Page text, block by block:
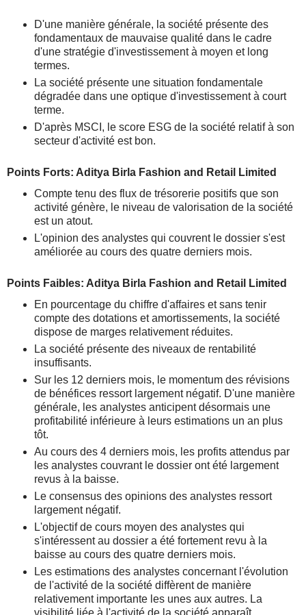
D'une manière générale, la société présente des
fondamentaux de mauvaise qualité dans le cadre
d'une stratégie d'investissement à moyen et long
termes.
La société présente une situation fondamentale
dégradée dans une optique d'investissement à court
terme.
D'après MSCI, le score ESG de la société relatif à son
secteur d'activité est bon.
Points Forts: Aditya Birla Fashion and Retail Limited
Compte tenu des flux de trésorerie positifs que son
activité génère, le niveau de valorisation de la société
est un atout.
L'opinion des analystes qui couvrent le dossier s'est
améliorée au cours des quatre derniers mois.
Points Faibles: Aditya Birla Fashion and Retail Limited
En pourcentage du chiffre d'affaires et sans tenir
compte des dotations et amortissements, la société
dispose de marges relativement réduites.
La société présente des niveaux de rentabilité
insuffisants.
Sur les 12 derniers mois, le momentum des révisions
de bénéfices ressort largement négatif. D'une manière
générale, les analystes anticipent désormais une
profitabilité inférieure à leurs estimations un an plus
tôt.
Au cours des 4 derniers mois, les profits attendus par
les analystes couvrant le dossier ont été largement
revus à la baisse.
Le consensus des opinions des analystes ressort
largement négatif.
L'objectif de cours moyen des analystes qui
s'intéressent au dossier a été fortement revu à la
baisse au cours des quatre derniers mois.
Les estimations des analystes concernant l'évolution
de l'activité de la société diffèrent de manière
relativement importante les unes aux autres. La
visibilité liée à l'activité de la société apparaît